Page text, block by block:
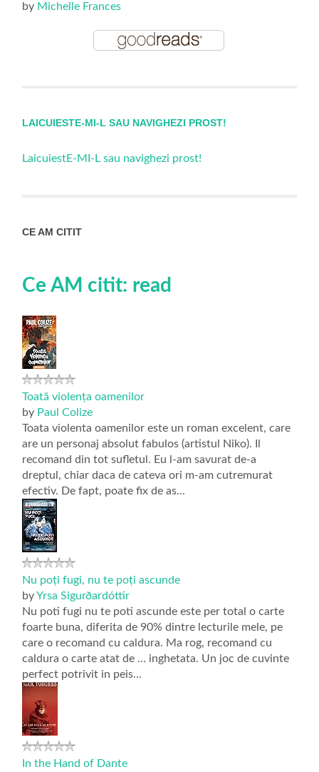
by Michelle Frances
LAICUIESTE-MI-L SAU NAVIGHEZI PROST!
LaicuiestE-MI-L sau navighezi prost!
CE AM CITIT
Ce AM citit: read
Toată violența oamenilor
by Paul Colize
Toata violenta oamenilor este un roman excelent, care
are un personaj absolut fabulos (artistul Niko). Il
recomand din tot sufletul. Eu l-am savurat de-a
dreptul, chiar daca de cateva ori m-am cutremurat
efectiv. De fapt, poate fix de as...
Nu poți fugi, nu te poți ascunde
byYrsa Sigurðardóttir
Nu poti fugi nu te poti ascunde este per total o carte
foarte buna, diferita de 90% dintre lecturile mele, pe
care o recomand cu caldura. Ma rog, recomand cu
caldura o carte atat de … inghetata. Un joc de cuvinte
perfect potrivit in peis...
In the Hand of Dante